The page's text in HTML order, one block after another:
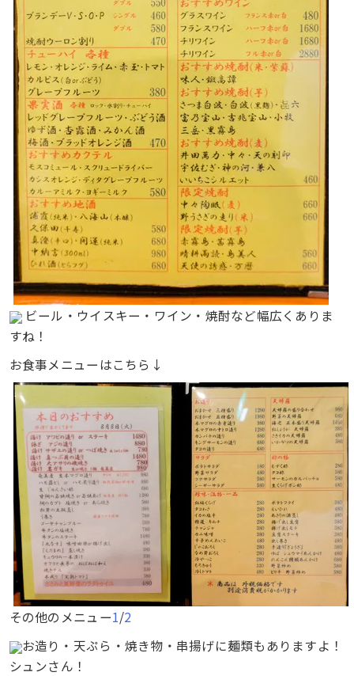
ビール・ウイスキー・ワイン・焼酎など幅広くありま
すね！
お食事メニューはこちら↓
その他のメニュー1/2
お造り・天ぷら・焼き物・串揚げに麺類もありますよ！
シュンさん！